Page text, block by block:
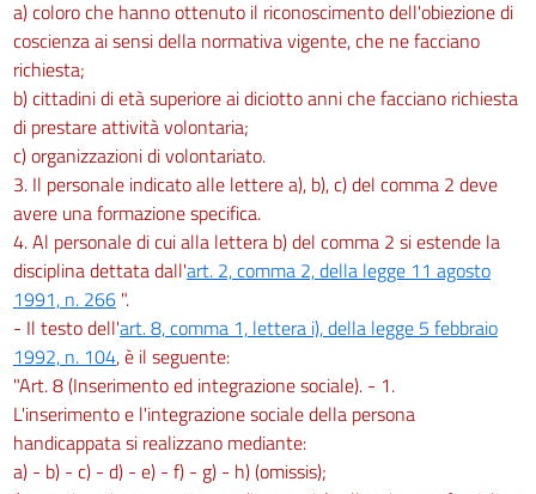
a) coloro che hanno ottenuto il riconoscimento dell'obiezione di
coscienza ai sensi della normativa vigente, che ne facciano
richiesta;
b) cittadini di età superiore ai diciotto anni che facciano richiesta
di prestare attività volontaria;
c) organizzazioni di volontariato.
3. Il personale indicato alle lettere a), b), c) del comma 2 deve
avere una formazione specifica.
4. Al personale di cui alla lettera b) del comma 2 si estende la
disciplina dettata dall'art. 2, comma 2, della legge 11 agosto
1991, n. 266 ".
- Il testo dell'art. 8, comma 1, lettera i), della legge 5 febbraio
1992, n. 104, è il seguente:
"Art. 8 (Inserimento ed integrazione sociale). - 1.
L'inserimento e l'integrazione sociale della persona
handicappata si realizzano mediante:
a) - b) - c) - d) - e) - f) - g) - h) (omissis);